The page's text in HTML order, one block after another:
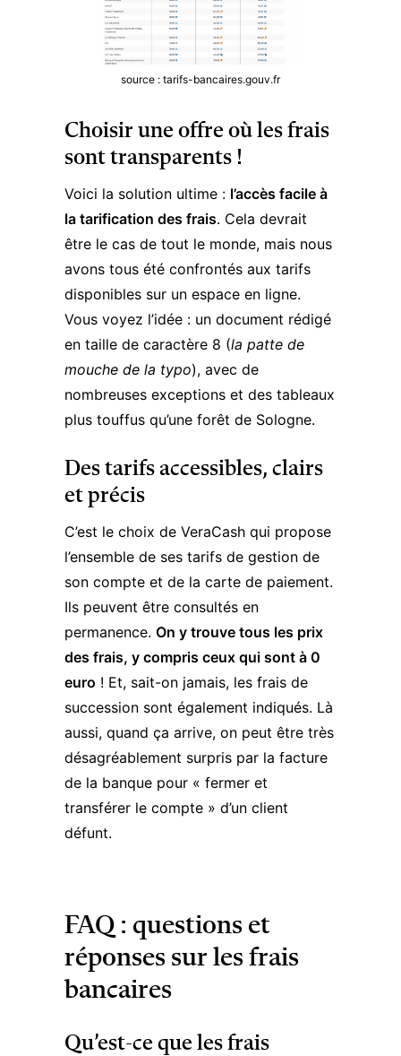
source : tarifs-bancaires.gouv.fr
Choisir une offre où les frais
sont transparents !
Voici la solution ultime : l’accès facile à
la tarification des frais. Cela devrait
être le cas de tout le monde, mais nous
avons tous été confrontés aux tarifs
disponibles sur un espace en ligne.
Vous voyez l’idée : un document rédigé
en taille de caractère 8 (la patte de
mouche de la typo), avec de
nombreuses exceptions et des tableaux
plus touffus qu’une forêt de Sologne.
Des tarifs accessibles, clairs
et précis
C’est le choix de VeraCash qui propose
l’ensemble de ses tarifs de gestion de
son compte et de la carte de paiement.
Ils peuvent être consultés en
permanence. On y trouve tous les prix
des frais, y compris ceux qui sont à 0
euro ! Et, sait-on jamais, les frais de
succession sont également indiqués. Là
aussi, quand ça arrive, on peut être très
désagréablement surpris par la facture
de la banque pour « fermer et
transférer le compte » d’un client
défunt.
FAQ : questions et
réponses sur les frais
bancaires
Qu’est-ce que les frais